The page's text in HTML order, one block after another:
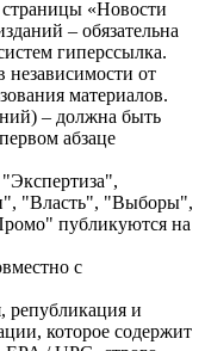
«Новости
– обязательна
гиперссылка.
от
материалов.
– должна быть
абзаце
"Власть", "Выборы",
публикуются на
с
републикация и
которое содержит